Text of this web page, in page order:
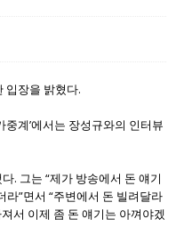
입장을 밝혔다.
중계’에서는 장성규와의 인터뷰
. 그는 “제가 방송에서 돈 얘기
”면서 “주변에서 돈 빌려달라
서 이제 좀 돈 얘기는 아껴야겠